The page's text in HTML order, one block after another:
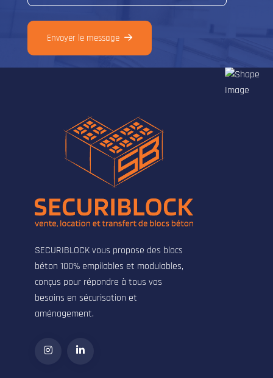
Envoyer le message
SECURIBLOCK vous propose des blocs
béton 100% empilables et modulables,
conçus pour répondre à tous vos
besoins en sécurisation et
aménagement.